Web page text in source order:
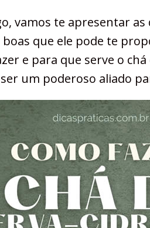
vamos te apresentar as
boas que ele pode te
e para que serve o chá
um poderoso aliado